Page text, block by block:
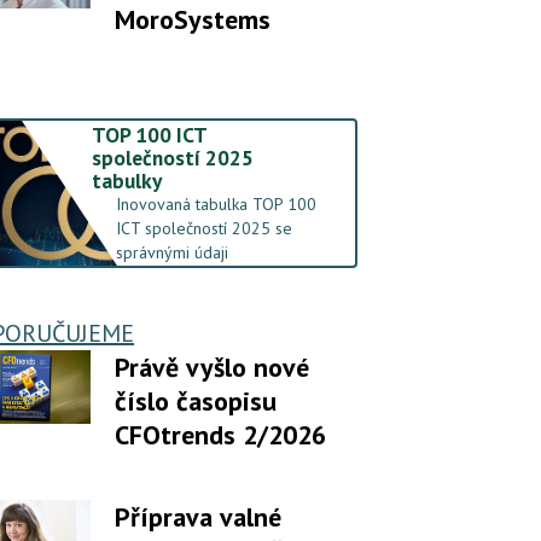
MoroSystems
TOP 100 ICT
společností 2025
tabulky
Inovovaná tabulka TOP 100
ICT společností 2025 se
správnými údaji
Právě vyšlo nové
číslo časopisu
CFOtrends 2/2026
Příprava valné